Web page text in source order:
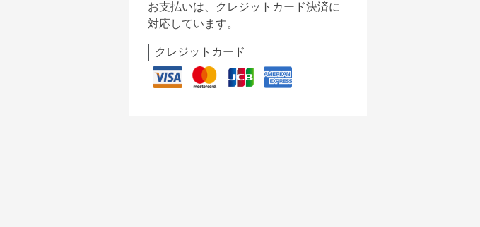
お支払いは、クレジットカード決済に
対応しています。
クレジットカード